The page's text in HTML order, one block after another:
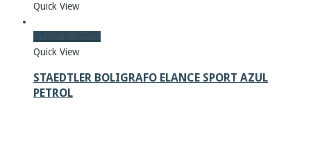
Quick View
Quick View
STAEDTLER BOLIGRAFO ELANCE SPORT AZUL
PETROL